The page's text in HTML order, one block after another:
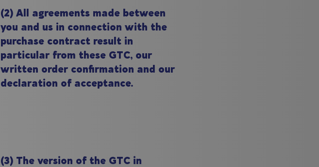
(2) All agreements made between
you and us in connection with the
purchase contract result in
particular from these GTC, our
written order confirmation and our
declaration of acceptance.
(3) The version of the GTC in